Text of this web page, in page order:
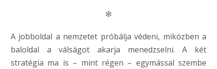
✻
A jobboldal a nemzetet próbálja védeni, miközben a
baloldal a válságot akarja menedzselni. A két
stratégia ma is – mint régen – egymással szembe